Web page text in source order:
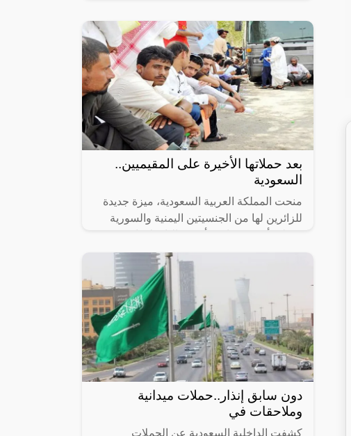
التي يجوز منحها تذاكر المرور
بعد حملاتها الأخيرة على المقيميين..
السعودية
منحت المملكة العربية السعودية، ميزة جديدة
للزائرين لها من الجنسيتين اليمنية والسورية
الموارد البشرية والتنمية
دون سابق إنذار..حملات ميدانية
وملاحقات في
كشفت الداخلية السعودية عن الحملات